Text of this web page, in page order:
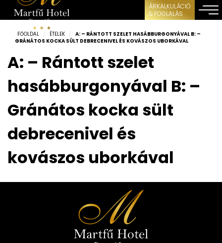
ÁRKALKULÁCIÓ
& FOGLALÁS
FŐOLDAL / ÉTELEK /
A: – RÁNTOTT SZELET HASÁBBURGONYÁVAL B: –
GRÁNÁTOS KOCKA SÜLT DEBRECENIVEL ÉS KOVÁSZOS UBORKÁVAL
A: – Rántott szelet
hasábburgonyával B: –
Gránátos kocka sült
debrecenivel és
kovászos uborkával